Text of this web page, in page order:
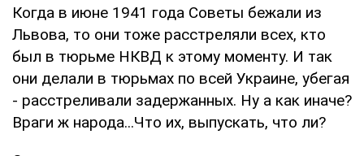
Когда в июне 1941 года Советы бежали из
Львова, то они тоже расстреляли всех, кто
был в тюрьме НКВД к этому моменту. И так
они делали в тюрьмах по всей Украине, убегая
- расстреливали задержанных. Ну а как иначе?
Враги ж народа...Что их, выпускать, что ли?